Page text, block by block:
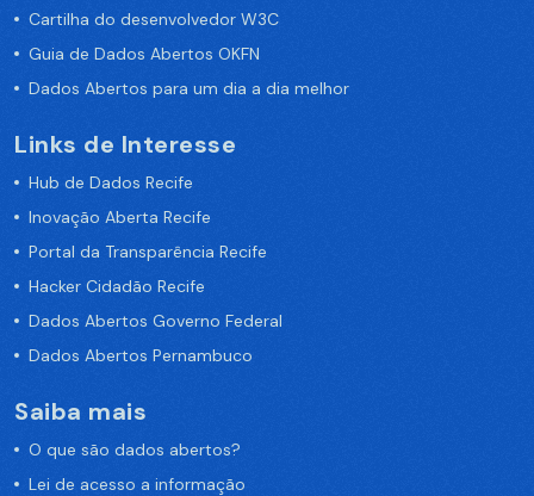
Cartilha do desenvolvedor W3C
Guia de Dados Abertos OKFN
Dados Abertos para um dia a dia melhor
Links de Interesse
Hub de Dados Recife
Inovação Aberta Recife
Portal da Transparência Recife
Hacker Cidadão Recife
Dados Abertos Governo Federal
Dados Abertos Pernambuco
Saiba mais
O que são dados abertos?
Lei de acesso a informação